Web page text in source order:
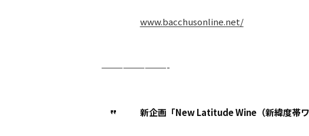
www.bacchusonline.net/
—————————-
新企画「New Latitude Wine（新緯度帯